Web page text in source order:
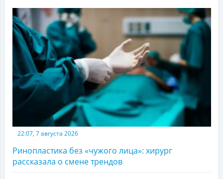
22:07, 7 августа 2026
Ринопластика без «чужого лица»: хирург
рассказала о смене трендов